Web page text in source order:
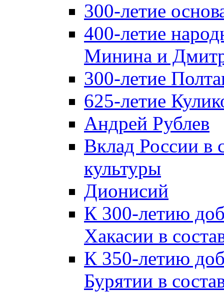
300-летие
400-летие
Минина и
300-летие
625-летие
Андрей Рублев
Вклад России в
культуры
Дионисий
К 300-летию
Хакасии в
К 350-летию
Бурятии в